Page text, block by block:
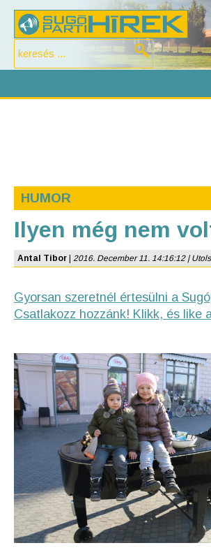
HUMOR
Ilyen még nem
Antal Tibor 2016. December 11. 14:16:12 |
Gyorsan szeretnél értesülni a
Csatlakozz hozzánk! Klikk, és like